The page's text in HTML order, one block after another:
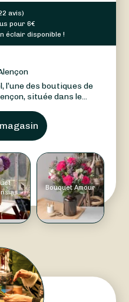
avis)
pour6€
éclair disponible !
l’une des boutiques de
située dans le...
Bouquet Amour